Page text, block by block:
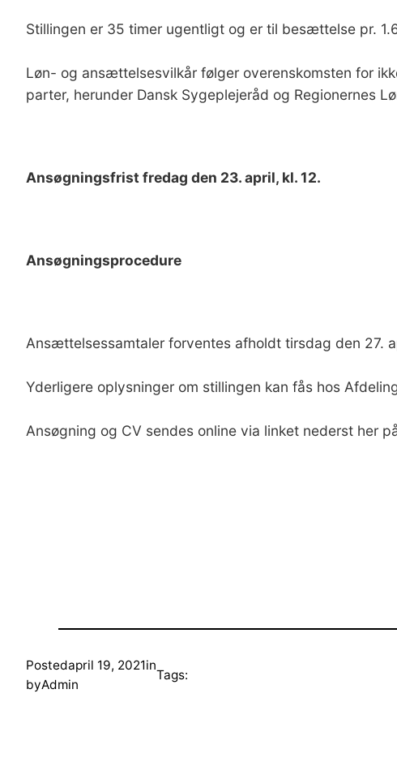
Stillingen er 35 timer ugentligt og er til besættelse pr.
Løn- og ansættelsesvilkår følger overenskomsten for
parter, herunder Dansk Sygeplejeråd og Regionernes
Ansøgningsfrist fredag den 23. april, kl. 12.
Ansøgningsprocedure
Ansættelsessamtaler forventes afholdt tirsdag den 27.
Yderligere oplysninger om stillingen kan fås hos
Ansøgning og CV sendes online via linket nederst her
Postedapril 19, 2021in
byAdmin
Tags: